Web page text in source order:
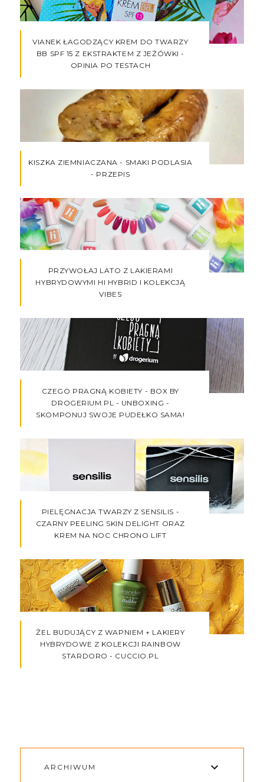
VIANEK ŁAGODZĄCY KREM DO TWARZY
BB SPF 15 Z EKSTRAKTEM Z JEŻÓWKI -
OPINIA PO TESTACH
KISZKA ZIEMNIACZANA - SMAKI PODLASIA
- PRZEPIS
PRZYWOŁAJ LATO Z LAKIERAMI
HYBRYDOWYMI HI HYBRID I KOLEKCJĄ
VIBES
CZEGO PRAGNĄ KOBIETY - BOX BY
DROGERIUM.PL - UNBOXING -
SKOMPONUJ SWOJE PUDEŁKO SAMA!
PIELĘGNACJA TWARZY Z SENSILIS -
CZARNY PEELING SKIN DELIGHT ORAZ
KREM NA NOC CHRONO LIFT
ŻEL BUDUJĄCY Z WAPNIEM + LAKIERY
HYBRYDOWE Z KOLEKCJI RAINBOW
STARDORO - CUCCIO.PL
ARCHIWUM